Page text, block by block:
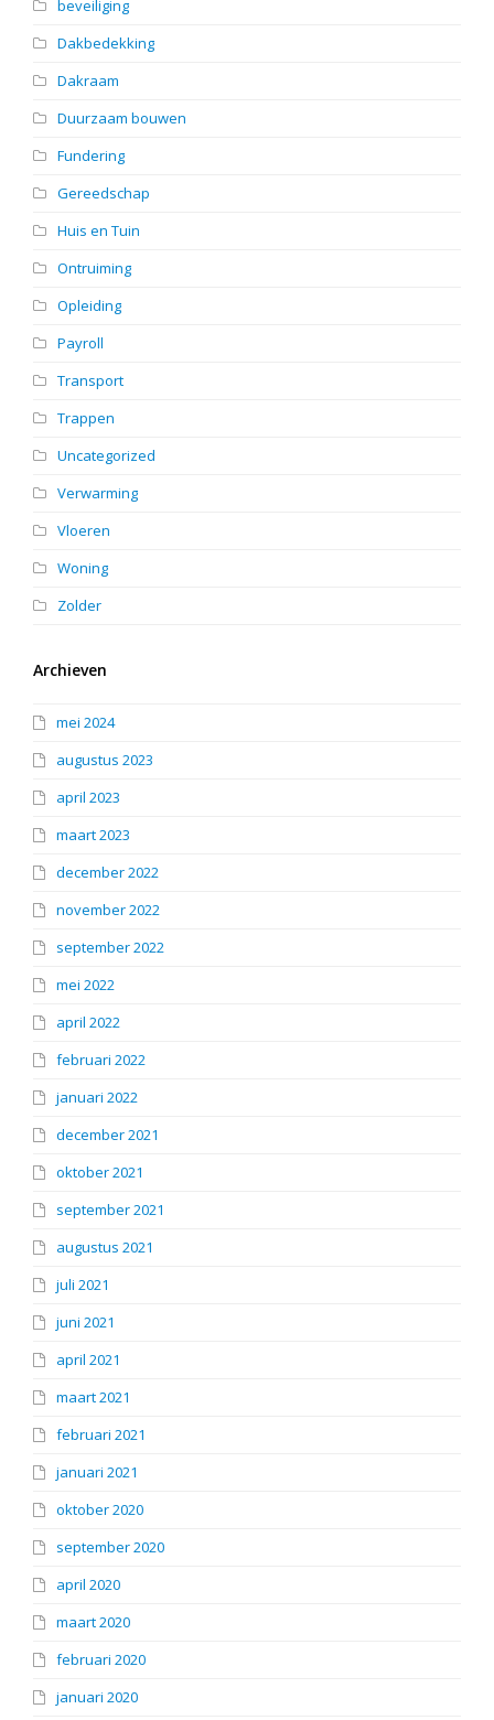
beveiliging
Dakbedekking
Dakraam
Duurzaam bouwen
Fundering
Gereedschap
Huis en Tuin
Ontruiming
Opleiding
Payroll
Transport
Trappen
Uncategorized
Verwarming
Vloeren
Woning
Zolder
Archieven
mei 2024
augustus 2023
april 2023
maart 2023
december 2022
november 2022
september 2022
mei 2022
april 2022
februari 2022
januari 2022
december 2021
oktober 2021
september 2021
augustus 2021
juli 2021
juni 2021
april 2021
maart 2021
februari 2021
januari 2021
oktober 2020
september 2020
april 2020
maart 2020
februari 2020
januari 2020